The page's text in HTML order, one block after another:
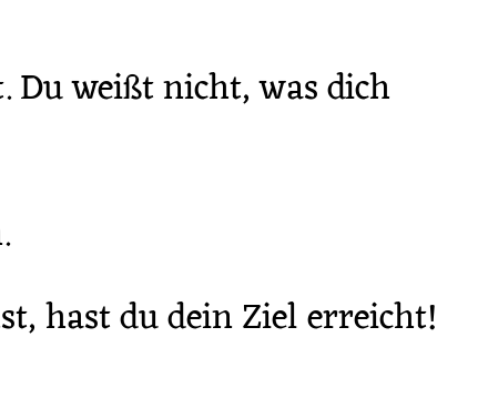
Du weißt nicht, was dich
hast du dein Ziel erreicht!